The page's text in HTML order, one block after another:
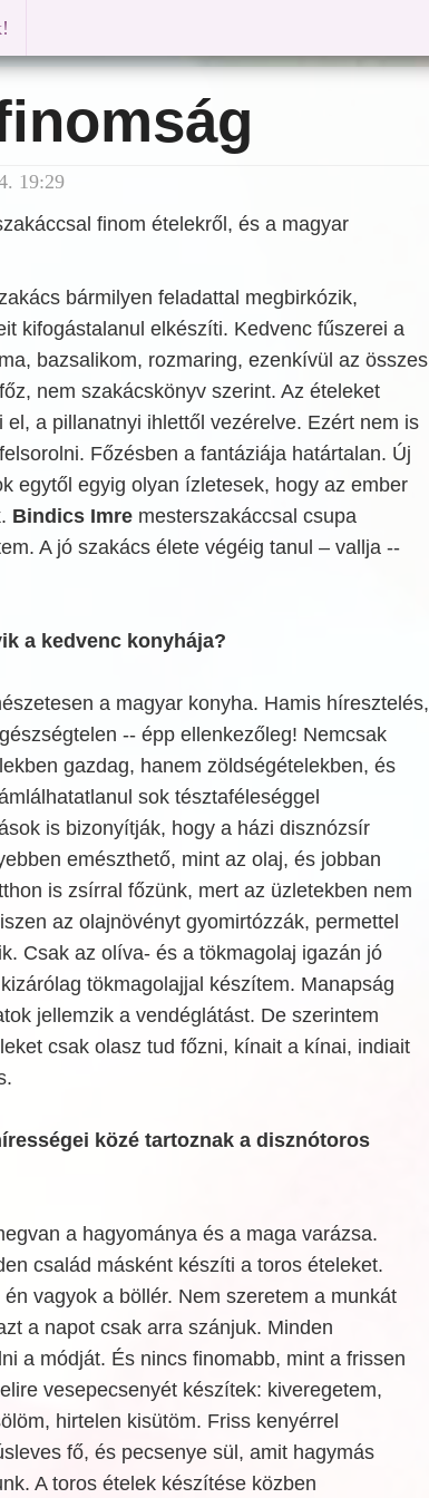
19:29
finom ételekről, és a magyar
bármilyen feladattal megbirkózik,
kifogástalanul elkészíti. Kedvenc fűszerei a
bazsalikom, rozmaring, ezenkívül az összes
nem szakácskönyv szerint. Az ételeket
el, a pillanatnyi ihlettől vezérelve. Ezért nem is
Főzésben a fantáziája határtalan. Új
egytől egyig olyan ízletesek, hogy az ember
Bindics Imremesterszakáccsal csupa
A jó szakács élete végéig tanul – vallja --
a kedvenc konyhája?
a magyar konyha. Hamis híresztelés,
-- épp ellenkezőleg! Nemcsak
gazdag, hanem zöldségételekben, és
sok tésztaféleséggel
is bizonyítják, hogy a házi disznózsír
emészthető, mint az olaj, és jobban
is zsírral főzünk, mert az üzletekben nem
az olajnövényt gyomirtózzák, permettel
Csak az olíva- és a tökmagolaj igazán jó
tökmagolajjal készítem. Manapság
jellemzik a vendéglátást. De szerintem
csak olasz tud főzni, kínait a kínai, indiait
közé tartoznak a disznótoros
a hagyománya és a maga varázsa.
család másként készíti a toros ételeket.
vagyok a böllér. Nem szeretem a munkát
a napot csak arra szánjuk. Minden
a módját. És nincs finomabb, mint a frissen
vesepecsenyét készítek: kiveregetem,
hirtelen kisütöm. Friss kenyérrel
fő, és pecsenye sül, amit hagymás
A toros ételek készítése közben